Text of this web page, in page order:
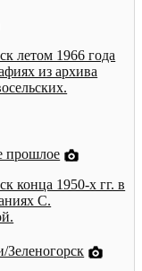
летом 1966 года
из архива
прошлое
конца 1950-х гг. в
С.
Зеленогорск